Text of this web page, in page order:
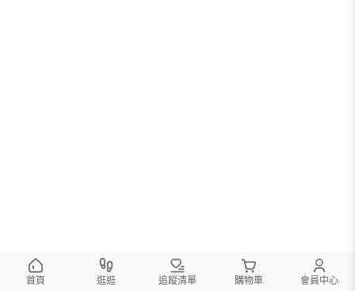
首頁 逛逛 追蹤清單 購物車 會員中心